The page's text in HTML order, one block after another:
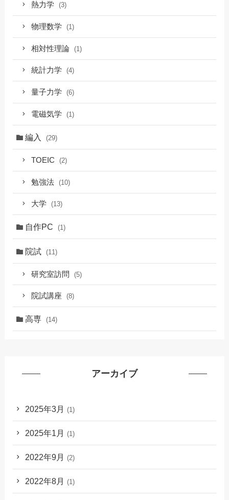
熱力学 (3)
物理数学 (1)
相対性理論 (1)
統計力学 (4)
量子力学 (6)
電磁気学 (1)
編入 (29)
TOEIC (2)
勉強法 (10)
大学 (13)
自作PC (1)
院試 (11)
研究室訪問 (5)
院試講座 (8)
高専 (14)
アーカイブ
2025年3月 (1)
2025年1月 (1)
2022年9月 (2)
2022年8月 (1)